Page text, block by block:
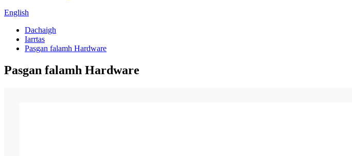
English
Dachaigh
Iarrtas
Pasgan falamh Hardware
Pasgan falamh Hardware